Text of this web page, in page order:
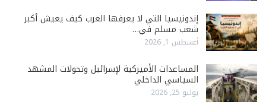
إندونيسيا التي لا يعرفها العرب كيف يعيش أكبر
شعب مسلم في…
أغسطس 1, 2026
المساعدات الأميركية لإسرائيل وتحولات المشهد
السياسي الداخلي
يوليو 25, 2026